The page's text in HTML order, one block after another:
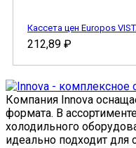
Кассета цен Europos
212,89 ₽
Компания Innova
формата. В
холодильного
идеально подходит